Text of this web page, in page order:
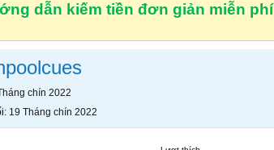
dẫn kiếm tiền đơn giản miễn phí
chín 2022
19 Tháng chín 2022